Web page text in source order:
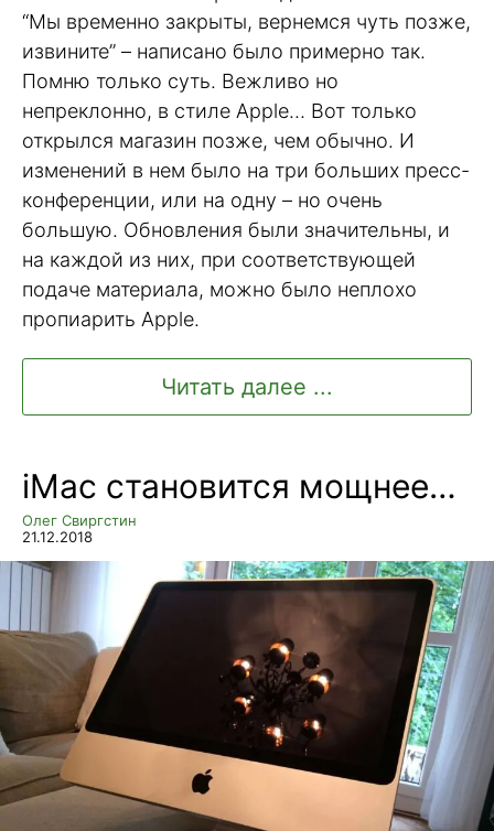
“Мы временно закрыты, вернемся чуть позже,
извините” – написано было примерно так.
Помню только суть. Вежливо но
непреклонно, в стиле Apple… Вот только
открылся магазин позже, чем обычно. И
изменений в нем было на три больших пресс-
конференции, или на одну – но очень
большую. Обновления были значительны, и
на каждой из них, при соответствующей
подаче материала, можно было неплохо
пропиарить Apple.
Читать далее ...
iMac становится мощнее…
Олег Свиргстин
21.12.2018